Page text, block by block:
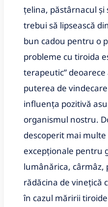
țelina, păstârnacul
trebui să lipsească
bun cadou pentru o
probleme cu tiroida
terapeutic” deoarece
puterea de
influența pozitivă
organismul nostru.
descoperit mai
excepționale pentru
lumânărica, cârmâz,
rădăcina de vinețică
în cazul măririi